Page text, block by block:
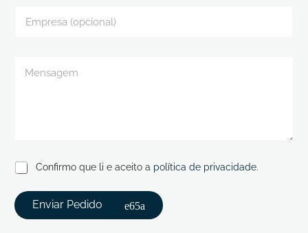
Confirmo que li e aceito a política de privacidade.
Enviar Pedido